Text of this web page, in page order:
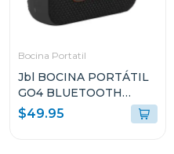
Bocina Portatil
Jbl BOCINA PORTÁTIL
GO4 BLUETOOTH
NEGRO RESISTENTE
AL AGUA Y POLVO GO4
$49.95